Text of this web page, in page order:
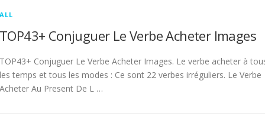
ALL
TOP43+ Conjuguer Le Verbe Acheter Images
TOP43+ Conjuguer Le Verbe Acheter Images. Le verbe acheter à
les temps et tous les modes : Ce sont 22 verbes irréguliers. Le Verbe
Acheter Au Present De L …